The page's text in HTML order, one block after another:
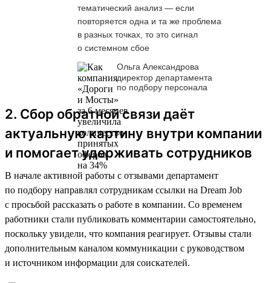
тематический анализ — если
повторяется одна и та же проблема
в разных точках, то это сигнал
о системном сбое
Ольга Александрова
директор департамента
по подбору персонала
2. Сбор обратной связи даёт
актуальную картину внутри компании
и помогает удерживать сотрудников
В начале активной работы с отзывами департамент
по подбору направлял сотрудникам ссылки на Dream Job
с просьбой рассказать о работе в компании. Со временем
работники стали публиковать комментарии самостоятельно,
поскольку увидели, что компания реагирует. Отзывы стали
дополнительным каналом коммуникации с руководством
и источником информации для соискателей.